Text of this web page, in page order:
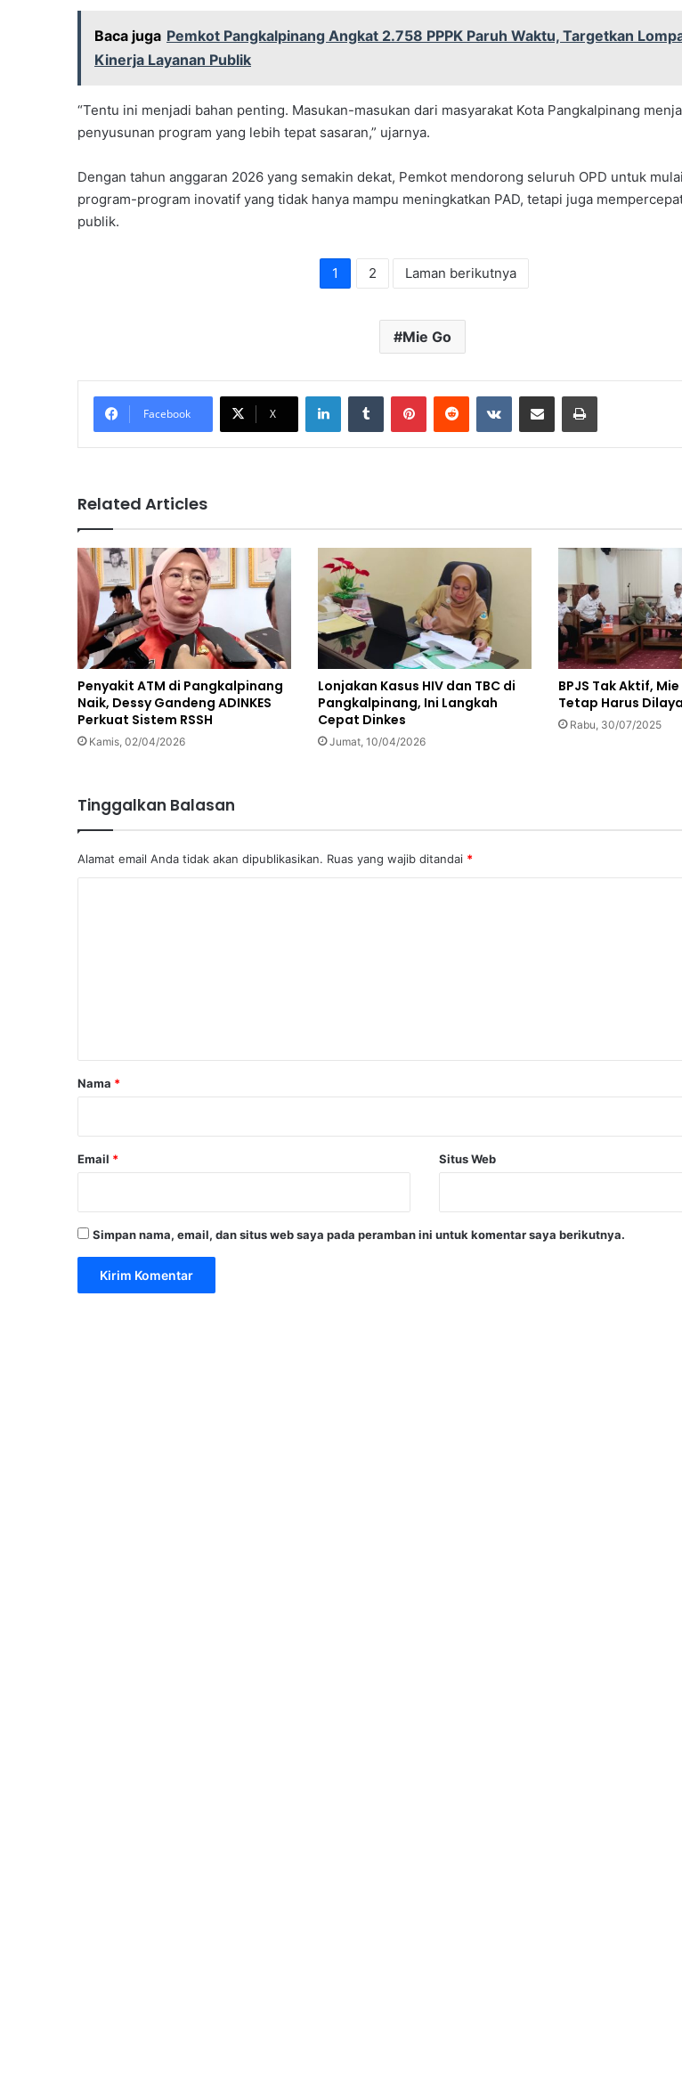
Baca juga Pemkot Pangkalpinang Angkat 2.758 PPPK Paruh Waktu, Targetkan
Kinerja Layanan Publik
“Tentu ini menjadi bahan penting. Masukan-masukan dari masyarakat Kota Pangkalpinang
penyusunan program yang lebih tepat sasaran,” ujarnya.
Dengan tahun anggaran 2026 yang semakin dekat, Pemkot mendorong seluruh OPD untuk
program-program inovatif yang tidak hanya mampu meningkatkan PAD, tetapi juga
publik.
1 2 Laman berikutnya
Mie Go
Facebook X
LinkedInTumblr PinterestReddit VKontakteShare via Email Print
Related Articles
Penyakit ATM di Pangkalpinang
Naik, Dessy Gandeng ADINKES
Perkuat Sistem RSSH
Kamis, 02/04/2026
Lonjakan Kasus HIV dan TBC di
Pangkalpinang, Ini Langkah
Cepat Dinkes
Jumat, 10/04/2026
BPJS Tak Aktif,
Tetap Harus
Rabu, 30/07/2025
Tinggalkan Balasan
Alamat email Anda tidak akan dipublikasikan. Ruas yang wajib ditandai *
rNama *
Email * Situs Web
Simpan nama, email, dan situs web saya pada peramban ini untuk komentar saya berikutnya.